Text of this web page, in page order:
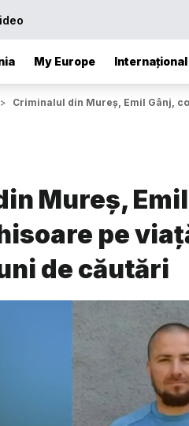
My Europe Internațional
> Criminalul din Mureș, Emil Gânj,
Mureș,
pe
de căutări